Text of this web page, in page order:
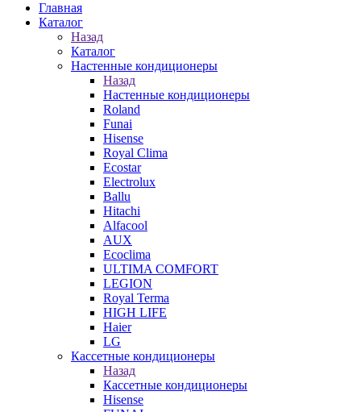
Главная
Каталог
Назад
Каталог
Настенные кондиционеры
Назад
Настенные кондиционеры
Roland
Funai
Hisense
Royal Clima
Ecostar
Electrolux
Ballu
Hitachi
Alfacool
AUX
Ecoclima
ULTIMA COMFORT
LEGION
Royal Terma
HIGH LIFE
Haier
LG
Кассетные кондиционеры
Назад
Кассетные кондиционеры
Hisense